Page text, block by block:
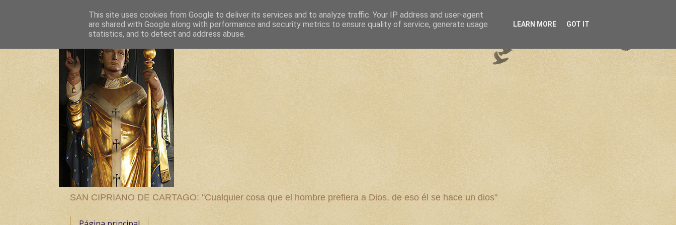
SAN CIPRIANO DE CARTAGO: "Cualquier cosa que el hombre prefiera a Dios, de eso él se hace un dios"
This site uses cookies from Google to deliver its services and to analyze traffic. Your IP address and user-agent
are shared with Google along with performance and security metrics to ensure quality of service, generate usage
statistics, and to detect and address abuse.
LEARN MORE GOT IT